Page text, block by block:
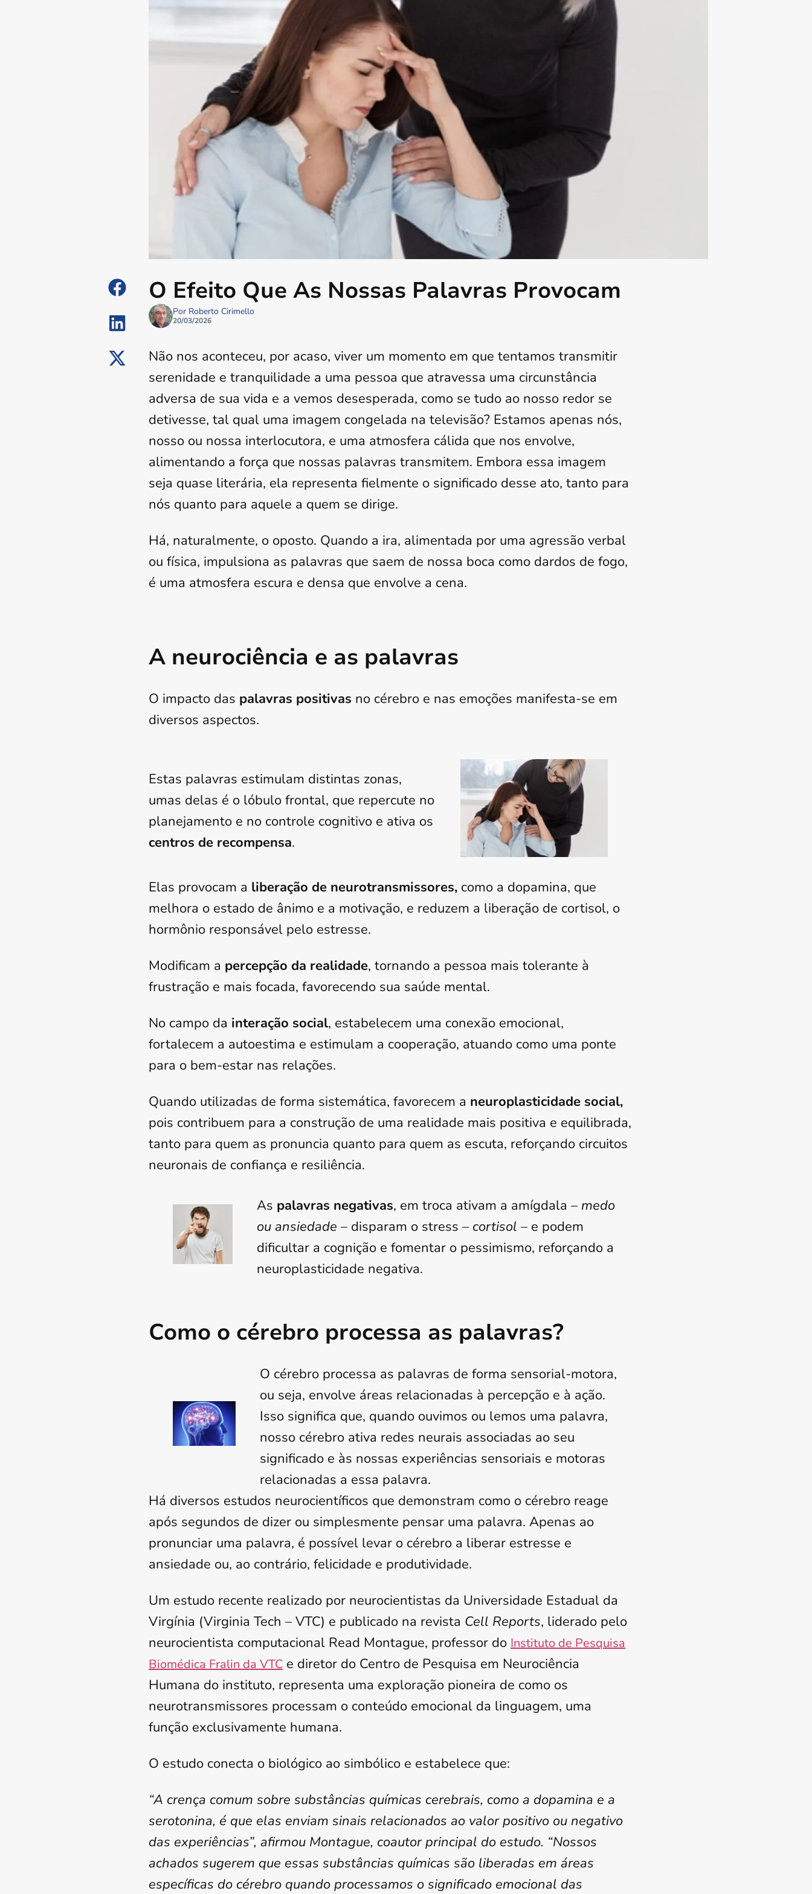
O Efeito Que As Nossas Palavras Provocam
Por Roberto Cirimello
20/03/2026
Não nos aconteceu, por acaso, viver um momento em que tentamos transmitir
serenidade e tranquilidade a uma pessoa que atravessa uma circunstância
adversa de sua vida e a vemos desesperada, como se tudo ao nosso redor se
detivesse, tal qual uma imagem congelada na televisão? Estamos apenas nós,
nosso ou nossa interlocutora, e uma atmosfera cálida que nos envolve,
alimentando a força que nossas palavras transmitem. Embora essa imagem
seja quase literária, ela representa fielmente o significado desse ato, tanto para
nós quanto para aquele a quem se dirige.
Há, naturalmente, o oposto. Quando a ira, alimentada por uma agressão verbal
ou física, impulsiona as palavras que saem de nossa boca como dardos de fogo,
é uma atmosfera escura e densa que envolve a cena.
A neurociência e as palavras
O impacto das palavras positivas no cérebro e nas emoções manifesta-se em
diversos aspectos.
Estas palavras estimulam distintas zonas,
umas delas é o lóbulo frontal, que repercute no
planejamento e no controle cognitivo e ativa os
centros de recompensa.
Elas provocam a liberação de neurotransmissores, como a dopamina, que
melhora o estado de ânimo e a motivação, e reduzem a liberação de cortisol, o
hormônio responsável pelo estresse.
Modificam a percepção da realidade, tornando a pessoa mais tolerante à
frustração e mais focada, favorecendo sua saúde mental.
No campo da interação social, estabelecem uma conexão emocional,
fortalecem a autoestima e estimulam a cooperação, atuando como uma ponte
para o bem-estar nas relações.
Quando utilizadas de forma sistemática, favorecem a neuroplasticidade social,
pois contribuem para a construção de uma realidade mais positiva e equilibrada,
tanto para quem as pronuncia quanto para quem as escuta, reforçando circuitos
neuronais de confiança e resiliência.
As palavras negativas, em troca ativam a amígdala – medo
ou ansiedade – disparam o stress – cortisol – e podem
dificultar a cognição e fomentar o pessimismo, reforçando a
neuroplasticidade negativa.
Como o cérebro processa as palavras?
O cérebro processa as palavras de forma sensorial-motora,
ou seja, envolve áreas relacionadas à percepção e à ação.
Isso significa que, quando ouvimos ou lemos uma palavra,
nosso cérebro ativa redes neurais associadas ao seu
significado e às nossas experiências sensoriais e motoras
relacionadas a essa palavra.
Há diversos estudos neurocientíficos que demonstram como o cérebro reage
após segundos de dizer ou simplesmente pensar uma palavra. Apenas ao
pronunciar uma palavra, é possível levar o cérebro a liberar estresse e
ansiedade ou, ao contrário, felicidade e produtividade.
Um estudo recente realizado por neurocientistas da Universidade Estadual da
Virgínia (Virginia Tech – VTC) e publicado na revista Cell Reports, liderado pelo
neurocientista computacional Read Montague, professor do Instituto de Pesquisa
Biomédica Fralin da VTC e diretor do Centro de Pesquisa em Neurociência
Humana do instituto, representa uma exploração pioneira de como os
neurotransmissores processam o conteúdo emocional da linguagem, uma
função exclusivamente humana.
O estudo conecta o biológico ao simbólico e estabelece que:
“A crença comum sobre substâncias químicas cerebrais, como a dopamina e a
serotonina, é que elas enviam sinais relacionados ao valor positivo ou negativo
das experiências”, afirmou Montague, coautor principal do estudo. “Nossos
achados sugerem que essas substâncias químicas são liberadas em áreas
específicas do cérebro quando processamos o significado emocional das